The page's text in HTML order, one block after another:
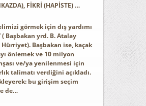
FİKRİ (HAPİSTE) …
görmek için dış yardımı
Başbakan yrd. B. Atalay
Hürriyet). Başbakan ise, kaçak
önlemek ve 10 milyon
ve/ya yenilenmesi için
talimatı verdiğini açıkladı.
bu girişim seçim
de…